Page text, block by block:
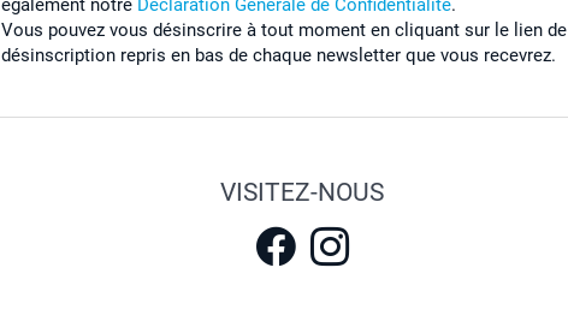
Vous pouvez vous désinscrire à tout moment en cliquant sur le lien de
désinscription repris en bas de chaque newsletter que vous recevrez.
VISITEZ-NOUS